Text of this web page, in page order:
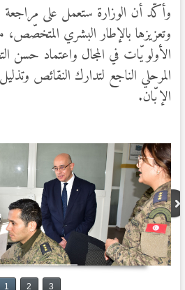
وأكّد أن الوزارة ستعمل على مراجعة
وتعزيزها بالإطار البشري
الأولويّات في المجال واعتماد حسن
المرحلي الناجع لتدارك النقائص
الإبّان.
1 2 3